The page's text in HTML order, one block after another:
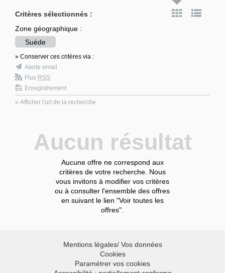
Critères sélectionnés :
Zone géographique :
Suède
» Conserver ces critères via :
Alerte email
Flux RSS
Enregistrement
» Afficher l'url de la recherche
Aucun résultat
Aucune offre ne correspond aux
critères de votre recherche. Nous
vous invitons à modifier vos critères
ou à consulter l'ensemble des offres
en suivant le lien "Voir toutes les
offres".
Mentions légales/ Vos données
Cookies
Paramétrer vos cookies